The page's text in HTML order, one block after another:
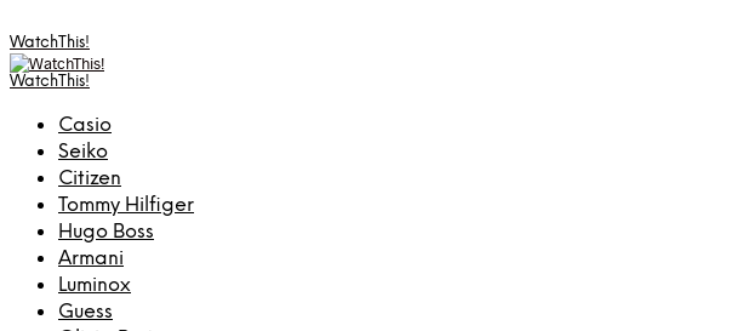
WatchThis!
WatchThis!
Casio
Seiko
Citizen
Tommy Hilfiger
Hugo Boss
Armani
Luminox
Guess